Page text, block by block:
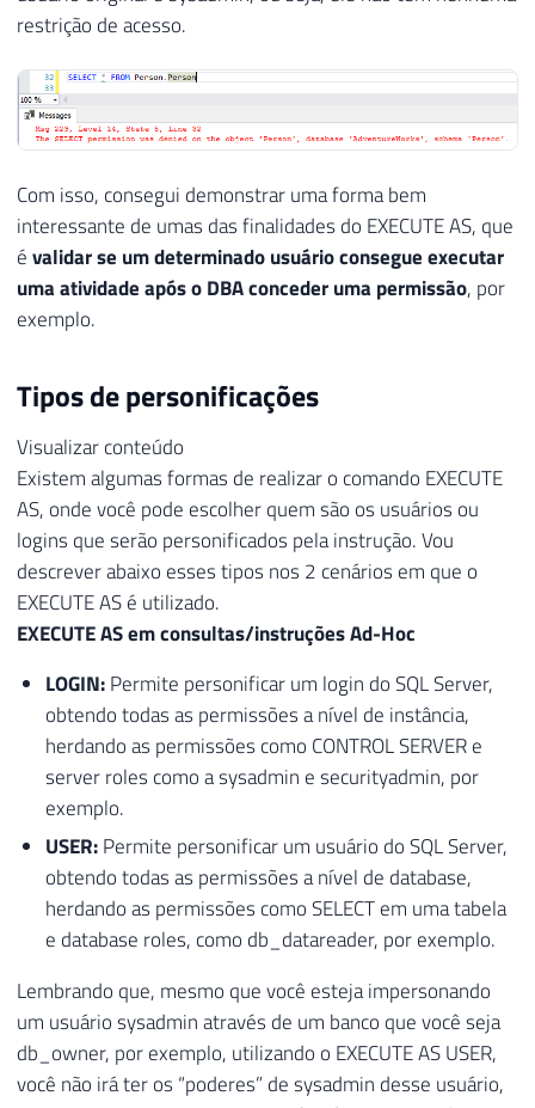
restrição de acesso.
Com isso, consegui demonstrar uma forma bem
interessante de umas das finalidades do EXECUTE AS, que
évalidar se um determinado usuário consegue executar
uma atividade após o DBA conceder uma permissão, por
exemplo.
Tipos de personificações
Visualizar conteúdo
Existem algumas formas de realizar o comando EXECUTE
AS, onde você pode escolher quem são os usuários ou
logins que serão personificados pela instrução. Vou
descrever abaixo esses tipos nos 2 cenários em que o
EXECUTE AS é utilizado.
EXECUTE AS em consultas/instruções Ad-Hoc
LOGIN:Permite personificar um login do SQL Server,
obtendo todas as permissões a nível de instância,
herdando as permissões como CONTROL SERVER e
server roles como a sysadmin e securityadmin, por
exemplo.
USER:Permite personificar um usuário do SQL Server,
obtendo todas as permissões a nível de database,
herdando as permissões como SELECT em uma tabela
e database roles, como db_datareader, por exemplo.
Lembrando que, mesmo que você esteja impersonando
um usuário sysadmin através de um banco que você seja
db_owner, por exemplo, utilizando o EXECUTE AS USER,
você não irá ter os “poderes” de sysadmin desse usuário,